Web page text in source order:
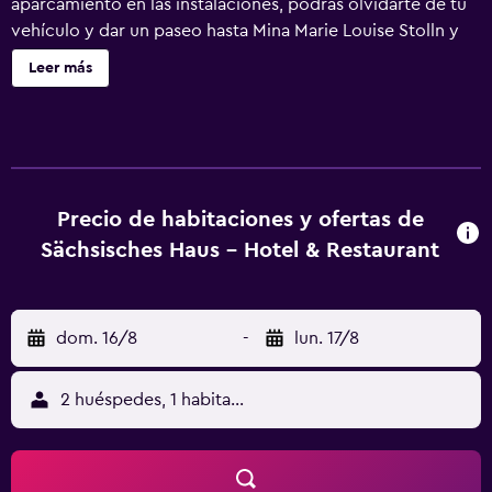
aparcamiento en las instalaciones, podrás olvidarte de tu
vehículo y dar un paseo hasta Mina Marie Louise Stolln y
Ayuntamiento de Bad Gottleuba-Berggiesshübel. Para tu
comodidad, encontrarás frigorífico y cafetera y tetera.
Leer más
Precio de habitaciones y ofertas de
Sächsisches Haus - Hotel & Restaurant
dom. 16/8 - lun. 17/8
2 huéspedes, 1 habitación